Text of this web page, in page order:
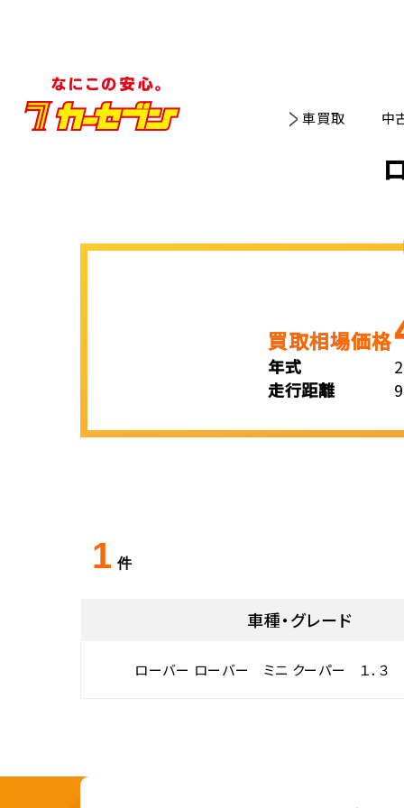
車買取 中
買取相場価格
年式
走行距離
1 件
車種・グレード
ローバー ローバー ミニ クーパー １．３